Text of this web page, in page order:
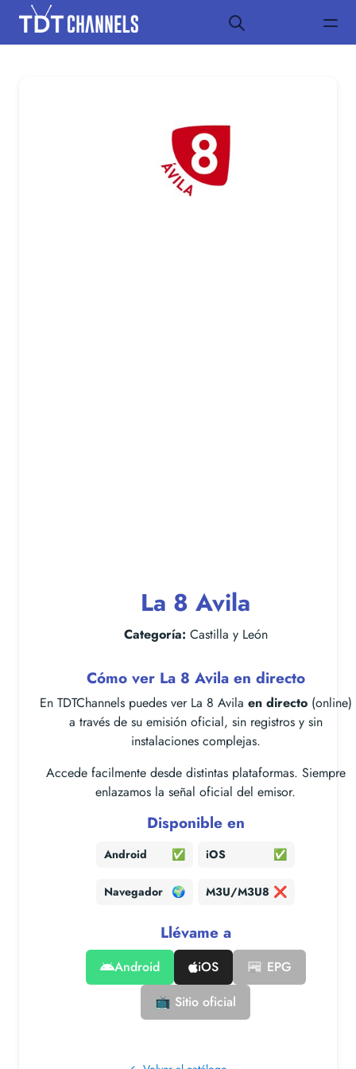
La 8 Avila
Categoría: Castilla y León
Cómo ver La 8 Avila en directo
En TDTChannels puedes ver La 8 Avila en directo(online)
a través de su emisión oficial, sin registros y sin
instalaciones complejas.
Accede facilmente desde distintas plataformas. Siempre
enlazamos la señal oficial del emisor.
Disponible en
Android ✅ iOS ✅
Navegador 🌍 M3U/M3U8 ❌
Llévame a
Android iOS
📰 EPG
📺 Sitio oficial